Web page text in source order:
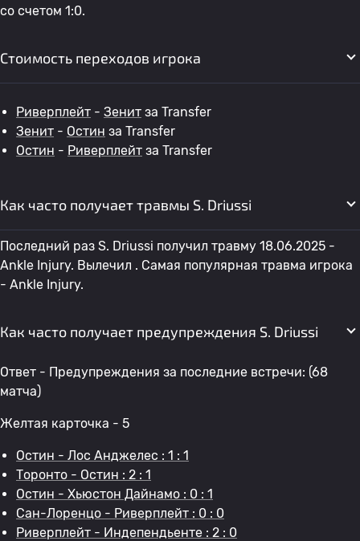
со счетом 1:0.
Стоимость переходов игрока
Риверплейт - Зенит за Transfer
Зенит - Остин за Transfer
Остин - Риверплейт за Transfer
Как часто получает травмы S. Driussi
Последний раз S. Driussi получил травму 18.06.2025 -
Ankle Injury. Вылечил . Самая популярная травма игрока
- Ankle Injury.
Как часто получает предупреждения S. Driussi
Ответ - Предупреждения за последние встречи: (68
матча)
Желтая карточка - 5
Остин - Лос Анджелес : 1 : 1
Торонто - Остин : 2 : 1
Остин - Хьюстон Дайнамо : 0 : 1
Сан-Лоренцо - Риверплейт : 0 : 0
Риверплейт - Индепендьенте : 2 : 0